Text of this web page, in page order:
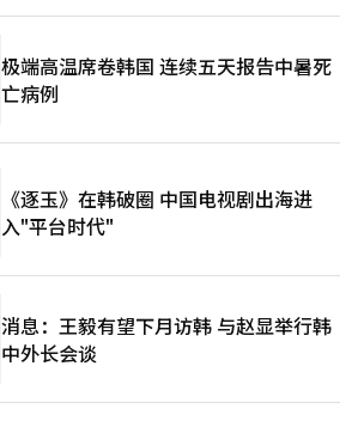
极端高温席卷韩国 连续五天报告中暑死
亡病例
《逐玉》在韩破圈 中国电视剧出海进
入"平台时代"
消息：王毅有望下月访韩 与赵显举行韩
中外长会谈